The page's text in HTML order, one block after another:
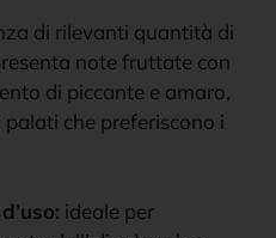
di rilevanti quantità di
note fruttate con
di piccante e amaro,
che preferiscono i
ideale per